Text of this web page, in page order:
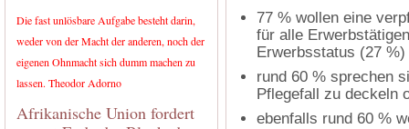
Die fast unlösbare Aufgabe besteht darin,
weder von der Macht der anderen, noch der
eigenen Ohnmacht sich dumm machen zu
lassen. Theodor Adorno
Afrikanische Union fordert
77 % wollen eine
für alle
Erwerbsstatus (27 %)
rund 60 % sprechen
Pflegefall zu deckeln
ebenfalls rund 60 %